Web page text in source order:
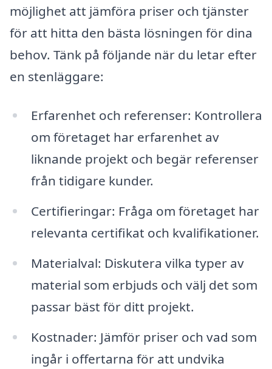
möjlighet att jämföra priser och tjänster
för att hitta den bästa lösningen för dina
behov. Tänk på följande när du letar efter
en stenläggare:
Erfarenhet och referenser: Kontrollera
om företaget har erfarenhet av
liknande projekt och begär referenser
från tidigare kunder.
Certifieringar: Fråga om företaget har
relevanta certifikat och kvalifikationer.
Materialval: Diskutera vilka typer av
material som erbjuds och välj det som
passar bäst för ditt projekt.
Kostnader: Jämför priser och vad som
ingår i offertarna för att undvika